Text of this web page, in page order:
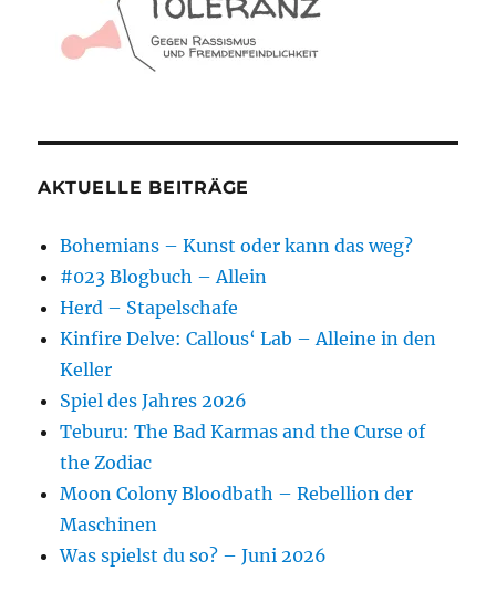
AKTUELLE BEITRÄGE
Bohemians – Kunst oder kann das weg?
#023 Blogbuch – Allein
Herd – Stapelschafe
Kinfire Delve: Callous‘ Lab – Alleine in den
Keller
Spiel des Jahres 2026
Teburu: The Bad Karmas and the Curse of
the Zodiac
Moon Colony Bloodbath – Rebellion der
Maschinen
Was spielst du so? – Juni 2026